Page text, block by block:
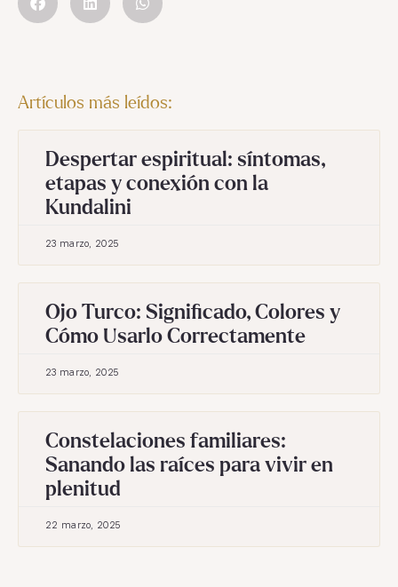
Artículos más leídos:
Despertar espiritual: síntomas,
etapas y conexión con la
Kundalini
23 marzo, 2025
Ojo Turco: Significado, Colores y
Cómo Usarlo Correctamente
23 marzo, 2025
Constelaciones familiares:
Sanando las raíces para vivir en
plenitud
22 marzo, 2025